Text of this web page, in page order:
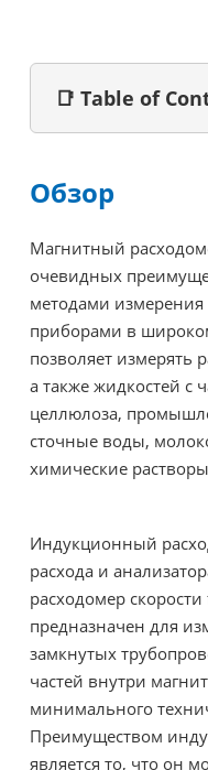
📑 Table of
Обзор
Магнитный
очевидных
методами
приборами в
позволяет измерять
а также жидкостей с
целлюлоза,
сточные воды,
химические
Индукционный
расхода и
расходомер скорости
предназначен для
замкнутых
частей внутри
минимального
Преимуществом
является то, что он